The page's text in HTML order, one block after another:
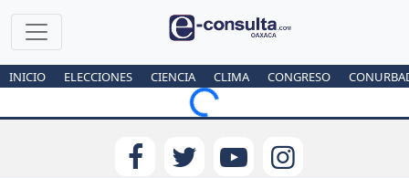
INICIO ELECCIONES CIENCIA CLIMA CONGRESO
Loading...